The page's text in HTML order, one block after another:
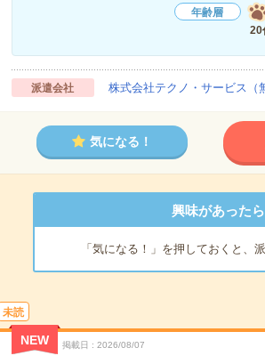
年齢層
20
派遣会社 株式会社テクノ・サービス（
気になる！
興味があった
「気になる！」を押しておくと、
未読
NEW 掲載日 2026/08/07